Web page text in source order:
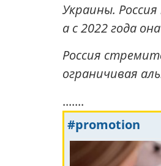
Украины.
а с 2022 года
Россия
ограничивая
.......
#promotion